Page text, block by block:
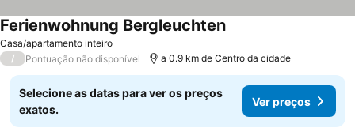
Casa/apartamento inteiro
Ferienwohnung Bergleuchten
/ Pontuação não disponível a 0.9 km de Centro da cidade
Selecione as datas para ver os preços
exatos.
Ver preços